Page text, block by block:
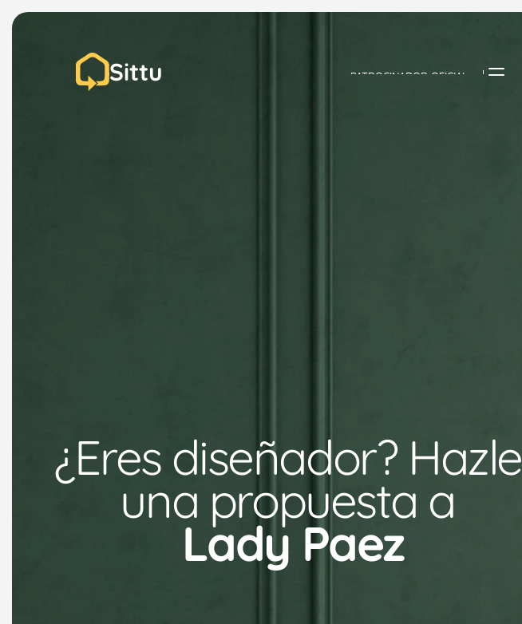
Sittu PATROCINADOR OFICIAL
¿Eres diseñador? Hazle
una propuesta a
Lady Paez